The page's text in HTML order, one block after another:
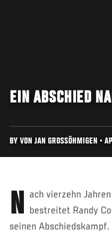
EIN ABSCHIED
BY VON JAN GROSSÖHMIGEN •
Nach vierzehn Jahren im MMA-Sport bestreitet Randy
seinen